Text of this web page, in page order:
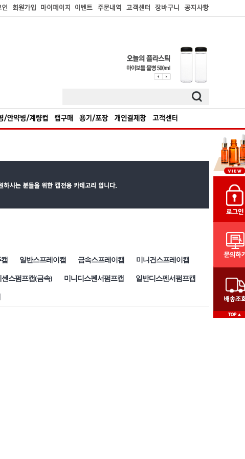
일반스프레이캡 금속스프레이캡 미니건스프레이캡
센스펌프캡(금속) 미니디스펜서펌프캡 일반디스펜서펌프캡